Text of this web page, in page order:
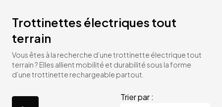
Trottinettes électriques tout
terrain
Vous êtes à la recherche d’une trottinette électrique tout
terrain ? Elles allient mobilité et durabilité sous la forme
d’une trottinette rechargeable partout.
Trier par :